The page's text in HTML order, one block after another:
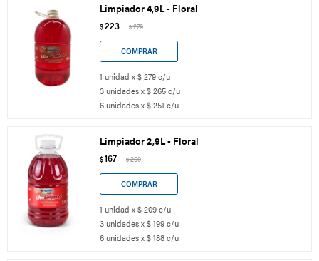
Limpiador 4,9L - Floral
$223 $279
1 unidad x $ 279 c/u
3 unidades x $ 265 c/u
6 unidades x $ 251 c/u
Limpiador 2,9L - Floral
$167 $209
1 unidad x $ 209 c/u
3 unidades x $ 199 c/u
6 unidades x $ 188 c/u